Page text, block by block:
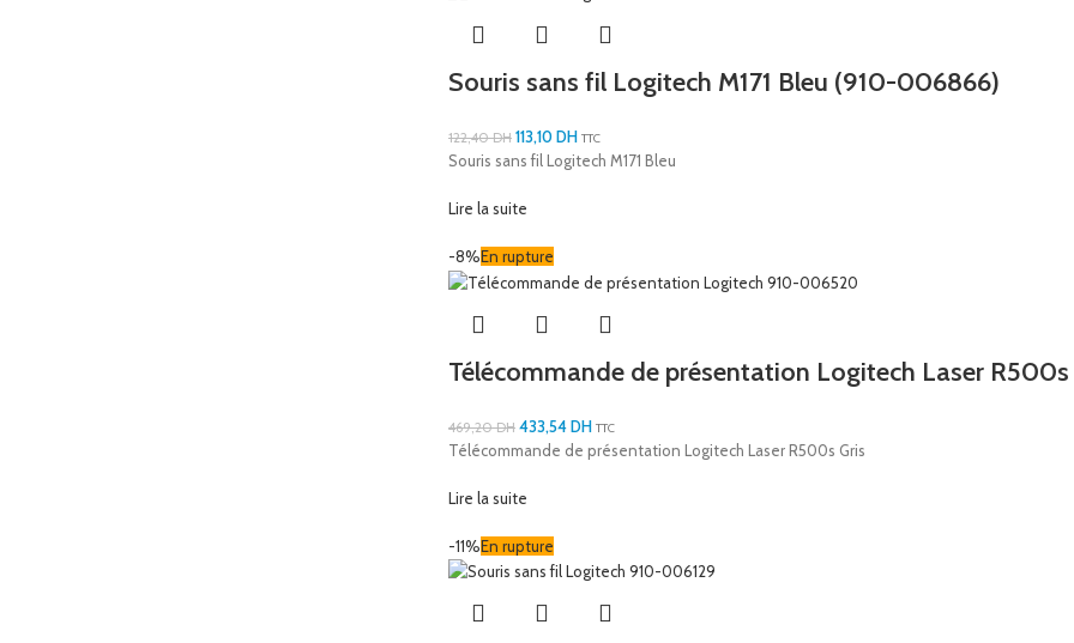
Souris sans fil Logitech M171 Bleu (910-006866)
122,40DH 113,10DH TTC
Souris sans fil Logitech M171 Bleu
Lire la suite
-8%En rupture
Télécommande de présentation Logitech Laser
469,20DH 433,54DH TTC
Télécommande de présentation Logitech Laser R500s Gris
Lire la suite
-11%En rupture